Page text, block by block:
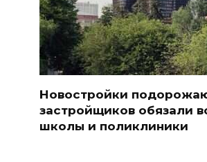
Новостройки
застройщиков обязали
школы и поликлиники